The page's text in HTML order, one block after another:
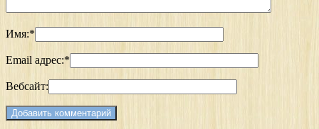
Имя:*
Email адрес:*
Вебсайт: